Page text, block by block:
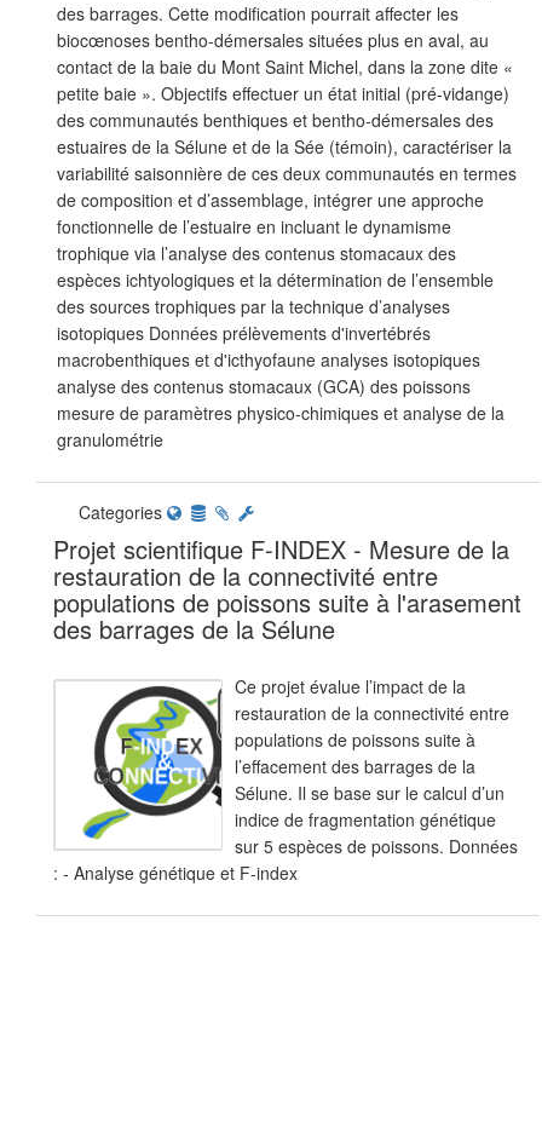
des barrages. Cette modification pourrait affecter les
biocœnoses bentho-démersales situées plus en aval, au
contact de la baie du Mont Saint Michel, dans la zone dite «
petite baie ». Objectifs effectuer un état initial (pré-vidange)
des communautés benthiques et bentho-démersales des
estuaires de la Sélune et de la Sée (témoin), caractériser la
variabilité saisonnière de ces deux communautés en termes
de composition et d’assemblage, intégrer une approche
fonctionnelle de l’estuaire en incluant le dynamisme
trophique via l’analyse des contenus stomacaux des
espèces ichtyologiques et la détermination de l’ensemble
des sources trophiques par la technique d’analyses
isotopiques Données prélèvements d'invertébrés
macrobenthiques et d'icthyofaune analyses isotopiques
analyse des contenus stomacaux (GCA) des poissons
mesure de paramètres physico-chimiques et analyse de la
granulométrie
Categories
Projet scientifique F-INDEX - Mesure de la
restauration de la connectivité entre
populations de poissons suite à l'arasement
des barrages de la Sélune
Ce projet évalue l’impact de la
restauration de la connectivité entre
populations de poissons suite à
l’effacement des barrages de la
Sélune. Il se base sur le calcul d’un
indice de fragmentation génétique
sur 5 espèces de poissons. Données
: - Analyse génétique et F-index